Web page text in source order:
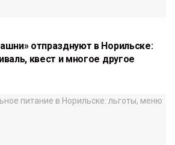
отпразднуют в Норильске:
квест и многое другое